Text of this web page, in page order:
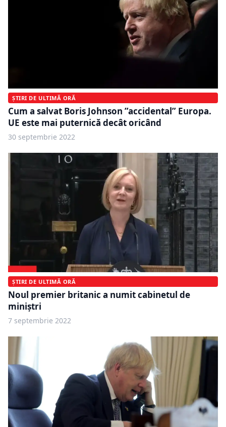
ȘTIRI DE ULTIMĂ ORĂ
Cum a salvat Boris Johnson ”accidental” Europa.
UE este mai puternică decât oricând
30 septembrie 2022
ȘTIRI DE ULTIMĂ ORĂ
Noul premier britanic a numit cabinetul de
miniștri
7 septembrie 2022